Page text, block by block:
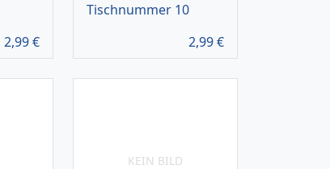
2,99€
Tischnummer 10
2,99€
KEIN BILD